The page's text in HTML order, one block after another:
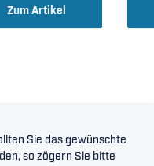
Zum Artikel
Sie das gewünschte
so zögern Sie bitte